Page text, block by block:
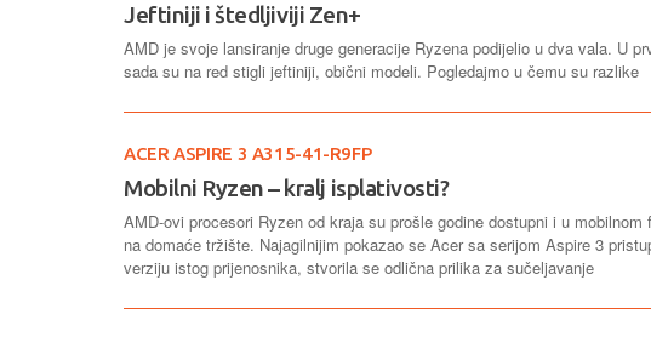
Jeftiniji i štedljiviji Zen+
AMD je svoje lansiranje druge generacije Ryzena podijelio u dva vala. U
sada su na red stigli jeftiniji, obični modeli. Pogledajmo u čemu su razlike
ACER ASPIRE 3 A315-41-R9FP
Mobilni Ryzen – kralj isplativosti?
AMD-ovi procesori Ryzen od kraja su prošle godine dostupni i u
na domaće tržište. Najagilnijim pokazao se Acer sa serijom Aspire 3
verziju istog prijenosnika, stvorila se odlična prilika za sučeljavanje